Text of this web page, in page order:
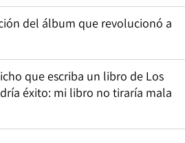
del álbum que revolucionó a
que escriba un libro de Los
éxito: mi libro no tiraría mala